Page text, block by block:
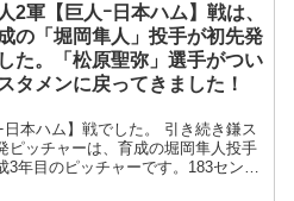
2軍【巨人ｰ日本ハム】戦は、
の「堀岡隼人」投手が初先発
た。「松原聖弥」選手がつい
タメンに戻ってきました！
本ハム】戦でした。 引き続き鎌ス
ピッチャーは、育成の堀岡隼人投手
3年目のピッチャーです。183センチ